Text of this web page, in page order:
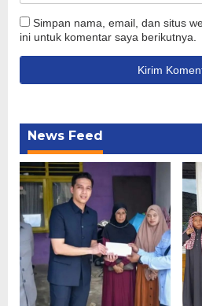
Simpan nama, email, dan situs
ini untuk komentar saya berikutnya.
News Feed